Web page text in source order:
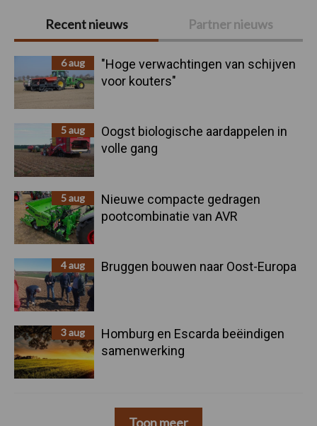
Primaire
Sidebar
Recent nieuws Partner nieuws
6 aug
"Hoge verwachtingen van schijven
voor kouters"
5 aug
Oogst biologische aardappelen in
volle gang
5 aug
Nieuwe compacte gedragen
pootcombinatie van AVR
4 aug Bruggen bouwen naar Oost-Europa
3 aug
Homburg en Escarda beëindigen
samenwerking
Toon meer